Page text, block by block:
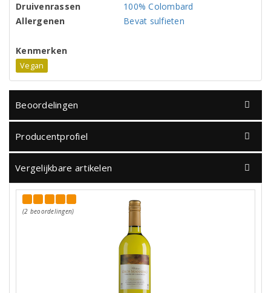
Druivenrassen
100% Colombard
Allergenen
Bevat sulfieten
Kenmerken
Vegan
Beoordelingen
Producentprofiel
Vergelijkbare artikelen
(2 beoordelingen)